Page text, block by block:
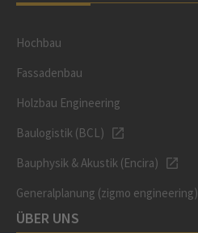
Hochbau
Fassadenbau
Holzbau Engineering
Baulogistik (BCL)
Bauphysik & Akustik (Encira)
Generalplanung (zigmo engineering)
ÜBER UNS